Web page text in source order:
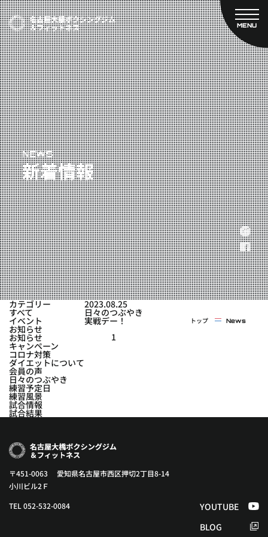
MENU
CLOSE
TOP
新着情報
ご予約
プライベートコース予約
レンタルスタジオ予約
名古屋大橋ボクシングジムについて
大橋弘政プロフィール
スタッフ紹介
料金案内
設備紹介
アクセス
営業時間
トレーナー募集
スポンサー募集
大会チケット購入
キャンペーン
実戦コース
料金システム
選手紹介
よくある質問
フィットネスコース
料金システム
ビフォーアフター
YOUTUBE BLOG
NEWS
新着情報
トップ News
カテゴリー
すべて
イベント
お知らせ
お知らせ
キャンペーン
コロナ対策
ダイエットについて
会員の声
日々のつぶやき
練習予定日
練習風景
試合情報
試合結果
2023.08.25
日々のつぶやき
実戦デー！
1
〒451-0063 愛知県名古屋市西区押切2丁目8-14
小川ビル2Ｆ
TEL 052-532-0084
YOUTUBE
BLOG